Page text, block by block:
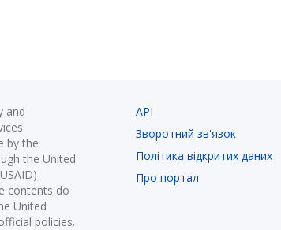
and
by the
the United
contents do
United
policies.
API
Зворотний зв'язок
Політика відкритих даних
Про портал